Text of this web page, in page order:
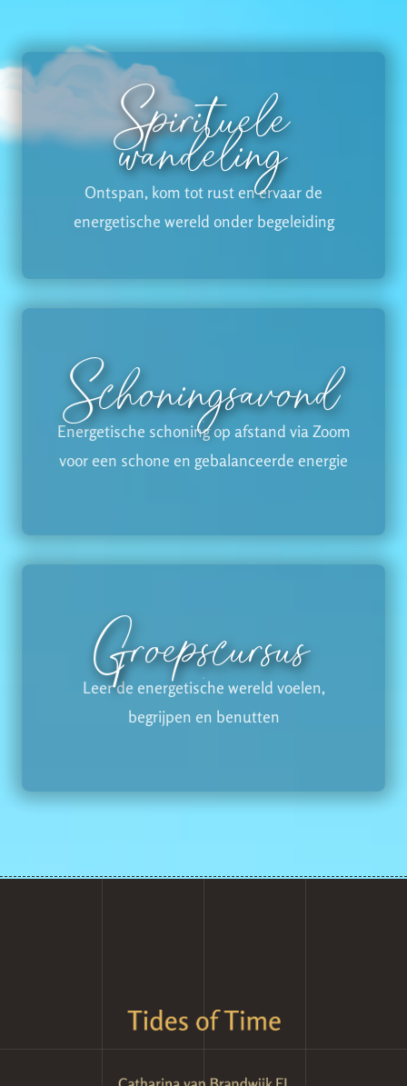
Spirituele
wandeling
Ontspan, kom tot rust en ervaar de
energetische wereld onder begeleiding
Schoningsavond
Energetische schoning op afstand via Zoom
voor een schone en gebalanceerde energie
Groepscursus
Leer de energetische wereld voelen,
begrijpen en benutten